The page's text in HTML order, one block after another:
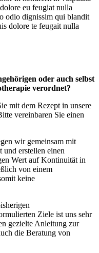
eu feugiat nulla
odio dignissim qui blandit
dolore te feugait nulla
oder auch selbst
verordnet?
mit dem Rezept in unsere
vereinbaren Sie einen
wir gemeinsam mit
und erstellen einen
Wert auf Kontinuität in
von einem
keine
Ziele ist uns sehr
gezielte Anleitung zur
die Beratung von